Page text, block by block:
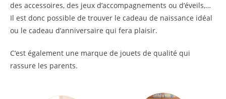
des accessoires, des jeux d’accompagnements ou d’éveils,…
Il est donc possible de trouver le cadeau de naissance idéal
ou le cadeau d’anniversaire qui fera plaisir.
C’est également une marque de jouets de qualité qui
rassure les parents.